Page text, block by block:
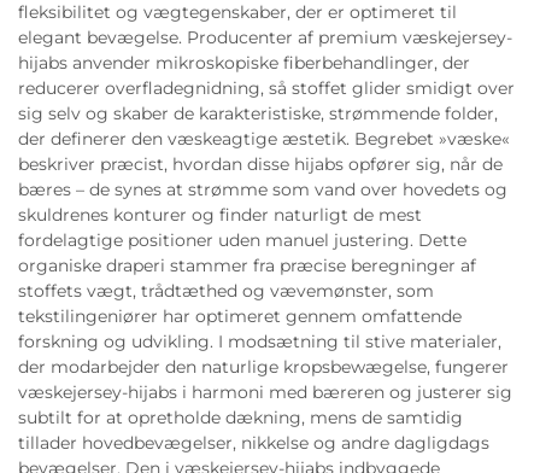
fleksibilitet og vægtegenskaber, der er optimeret til
elegant bevægelse. Producenter af premium væskejersey-
hijabs anvender mikroskopiske fiberbehandlinger, der
reducerer overfladegnidning, så stoffet glider smidigt over
sig selv og skaber de karakteristiske, strømmende folder,
der definerer den væskeagtige æstetik. Begrebet »væske«
beskriver præcist, hvordan disse hijabs opfører sig, når de
bæres – de synes at strømme som vand over hovedets og
skuldrenes konturer og finder naturligt de mest
fordelagtige positioner uden manuel justering. Dette
organiske draperi stammer fra præcise beregninger af
stoffets vægt, trådtæthed og vævemønster, som
tekstilingeniører har optimeret gennem omfattende
forskning og udvikling. I modsætning til stive materialer,
der modarbejder den naturlige kropsbewægelse, fungerer
væskejersey-hijabs i harmoni med bæreren og justerer sig
subtilt for at opretholde dækning, mens de samtidig
tillader hovedbevægelser, nikkelse og andre dagligdags
bevægelser. Den i væskejersey-hijabs indbyggede